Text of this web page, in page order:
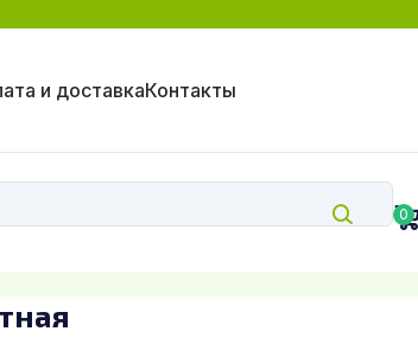
и доставкаКонтакты
0